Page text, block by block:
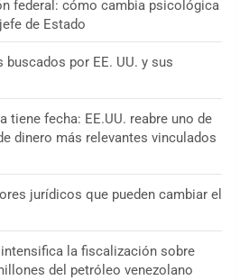
federal: cómo cambia psicológica
de Estado
por EE. UU. y sus
tiene fecha: EE.UU. reabre uno de
dinero más relevantes vinculados
jurídicos que pueden cambiar el
intensifica la fiscalización sobre
del petróleo venezolano